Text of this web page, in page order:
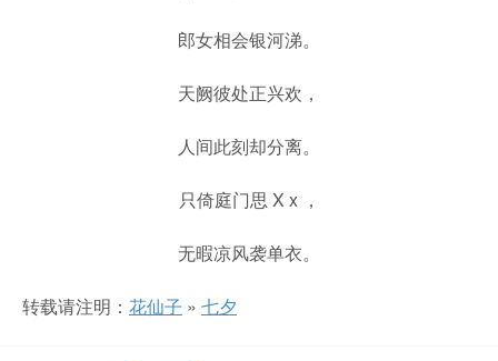
郎女相会银河涕。
天阙彼处正兴欢，
人间此刻却分离。
只倚庭门思 X x ，
无暇凉风袭单衣。
转载请注明： 花仙子 » 七夕